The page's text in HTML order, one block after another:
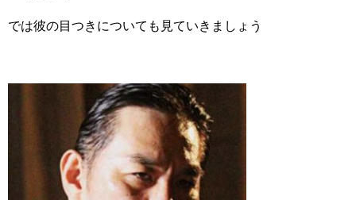
では彼の目つきについても見ていきましょう